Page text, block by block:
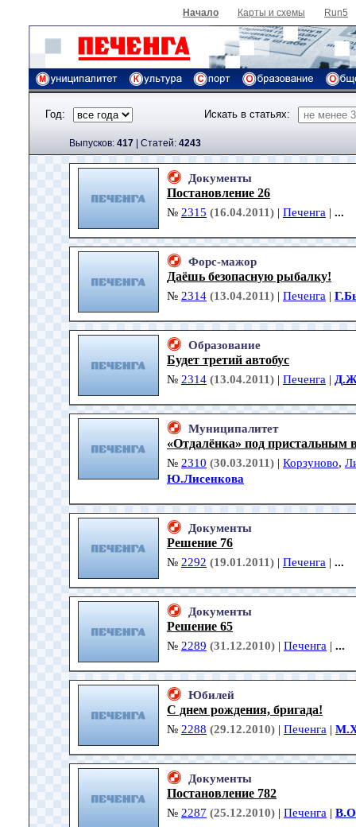
Начало Карты и схемы Run5
Год: Искать в статьях:
Выпусков: 417 | Cтатей: 4243
Документы
Постановление 26
№ 2315 (16.04.2011) | Печенга | ...
Форс-мажор
Даёшь безопасную рыбалку!
№ 2314 (13.04.2011) | Печенга |
Образование
Будет третий автобус
№ 2314 (13.04.2011) | Печенга |
Муниципалитет
«Отдалёнка» под пристальным
№ 2310 (30.03.2011) | Корзуново,
Ю.Лисенкова
Документы
Решение 76
№ 2292 (19.01.2011) | Печенга | ...
Документы
Решение 65
№ 2289 (31.12.2010) | Печенга | ...
Юбилей
С днем рождения, бригада!
№ 2288 (29.12.2010) | Печенга |
Документы
Постановление 782
№ 2287 (25.12.2010) | Печенга |